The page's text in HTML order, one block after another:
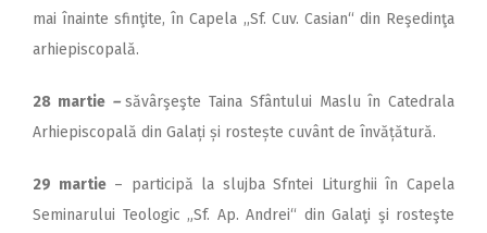
mai înainte sfinţite, în Capela ,,Sf. Cuv. Casian“ din Reşedinţa
arhiepiscopală.
28 martie –săvârşeşte Taina Sfântului Maslu în Catedrala
Arhiepiscopală din Galați și rostește cuvânt de învățătură.
29 martie– participă la slujba Sfntei Liturghii în Capela
Seminarului Teologic „Sf. Ap. Andrei“ din Galaţi şi rosteşte